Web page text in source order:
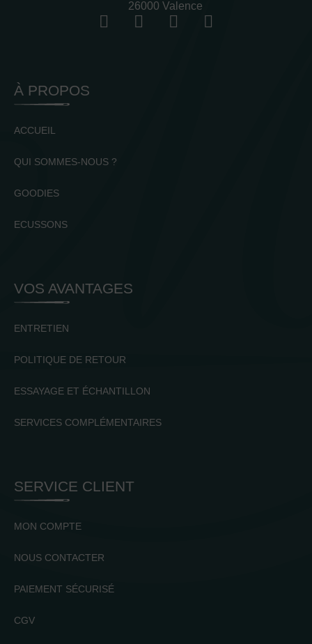
26000 Valence
À PROPOS
ACCUEIL
QUI SOMMES-NOUS ?
GOODIES
ECUSSONS
VOS AVANTAGES
ENTRETIEN
POLITIQUE DE RETOUR
ESSAYAGE ET ÉCHANTILLON
SERVICES COMPLÉMENTAIRES
SERVICE CLIENT
MON COMPTE
NOUS CONTACTER
PAIEMENT SÉCURISÉ
CGV